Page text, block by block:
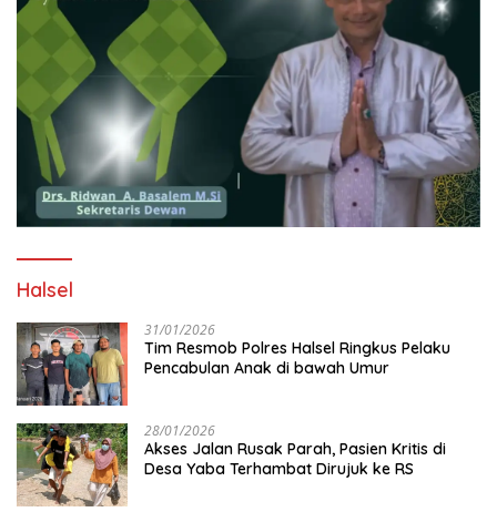
Halsel
31/01/2026
Tim Resmob Polres Halsel Ringkus Pelaku
Pencabulan Anak di bawah Umur
28/01/2026
Akses Jalan Rusak Parah, Pasien Kritis di
Desa Yaba Terhambat Dirujuk ke RS